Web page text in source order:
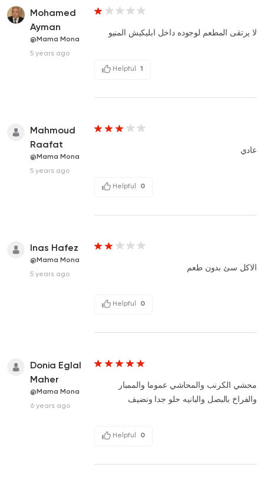
Mohamed
Ayman
@Mama Mona
5 years ago
لا يرتقى المطعم لوجوده داخل ابليكيش المنيو
Helpful 1
Mahmoud
Raafat
@Mama Mona
5 years ago
عادي
Helpful 0
Inas Hafez
@Mama Mona
5 years ago
الاكل سئ بدون طعم
Helpful 0
Donia Eglal
Maher
@Mama Mona
6 years ago
محشي الكرنب والمحاشي عموما والممبار
والفراخ بالبصل والبانيه حلو جدا ونضيف
Helpful 0